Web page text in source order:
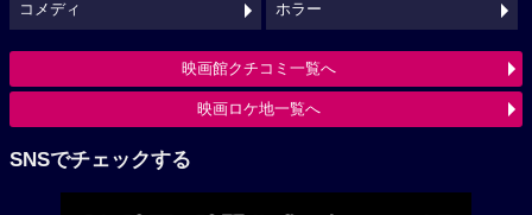
コメディ ホラー
映画館クチコミ一覧へ
映画ロケ地一覧へ
SNSでチェックする